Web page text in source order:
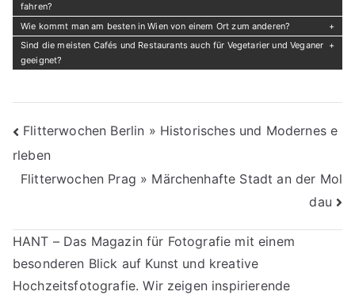
fahren?
Wie kommt man am besten in Wien von einem Ort zum anderen?
Sind die meisten Cafés und Restaurants auch für Vegetarier und Veganer
geeignet?
Beitragsnavigation
Flitterwochen Berlin » Historisches und Modernes e
rleben
Flitterwochen Prag » Märchenhafte Stadt an der Mol
dau
HANT – Das Magazin für Fotografie mit einem
besonderen Blick auf Kunst und kreative
Hochzeitsfotografie. Wir zeigen inspirierende